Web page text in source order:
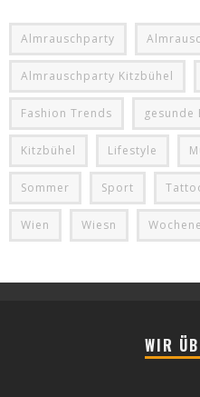
Almrauschparty
Almrauschparty Kitzbühel
Fashion Trends gesunde
Kitzbühel Lifestyle
Sommer Sport
Wien Wiesn
WIR